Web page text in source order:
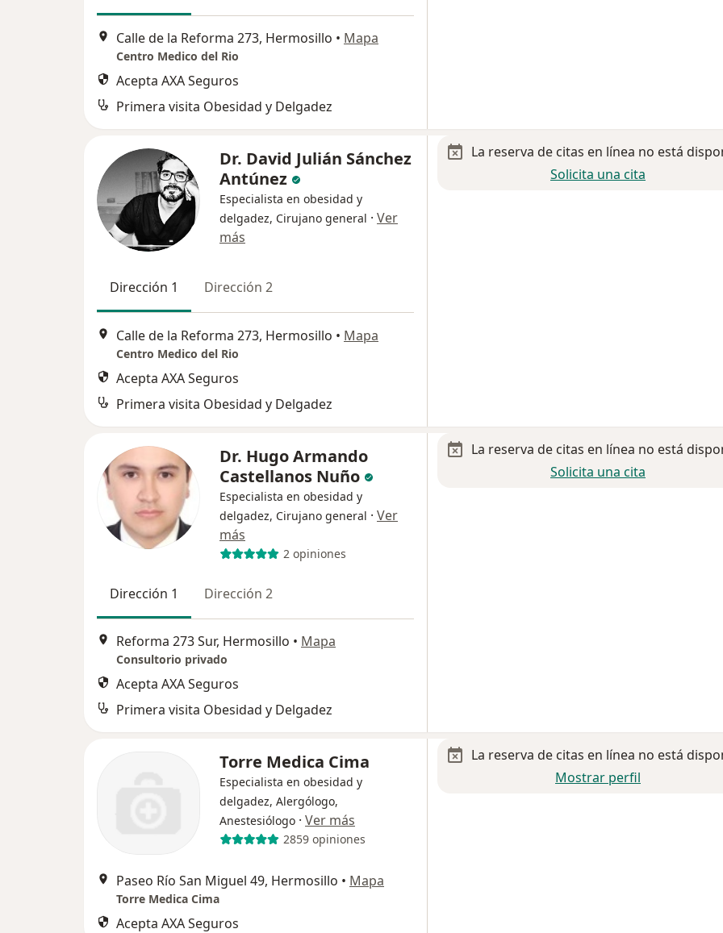
Calle de la Reforma 273, Hermosillo • Mapa
Centro Medico del Rio
Acepta AXA Seguros
Primera visita Obesidad y Delgadez
Dr. David Julián Sánchez
Antúnez
Especialista en obesidad y
delgadez, Cirujano general · Ver
más
Dirección 1 Dirección 2
Calle de la Reforma 273, Hermosillo • Mapa
Centro Medico del Rio
Acepta AXA Seguros
Primera visita Obesidad y Delgadez
La reserva de citas en línea no está
Solicita una cita
Dr. Hugo Armando
Castellanos Nuño
Especialista en obesidad y
delgadez, Cirujano general · Ver
más
2 opiniones
Dirección 1 Dirección 2
Reforma 273 Sur, Hermosillo • Mapa
Consultorio privado
Acepta AXA Seguros
Primera visita Obesidad y Delgadez
La reserva de citas en línea no está
Solicita una cita
Torre Medica Cima
Especialista en obesidad y
delgadez, Alergólogo,
Anestesiólogo · Ver más
2859 opiniones
Paseo Río San Miguel 49, Hermosillo • Mapa
Torre Medica Cima
Acepta AXA Seguros
La reserva de citas en línea no está
Mostrar perfil